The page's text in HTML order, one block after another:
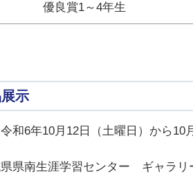
優良賞1～4年生
示
和6年10月12日（土曜日）から10
県南生涯学習センター ギャラリ